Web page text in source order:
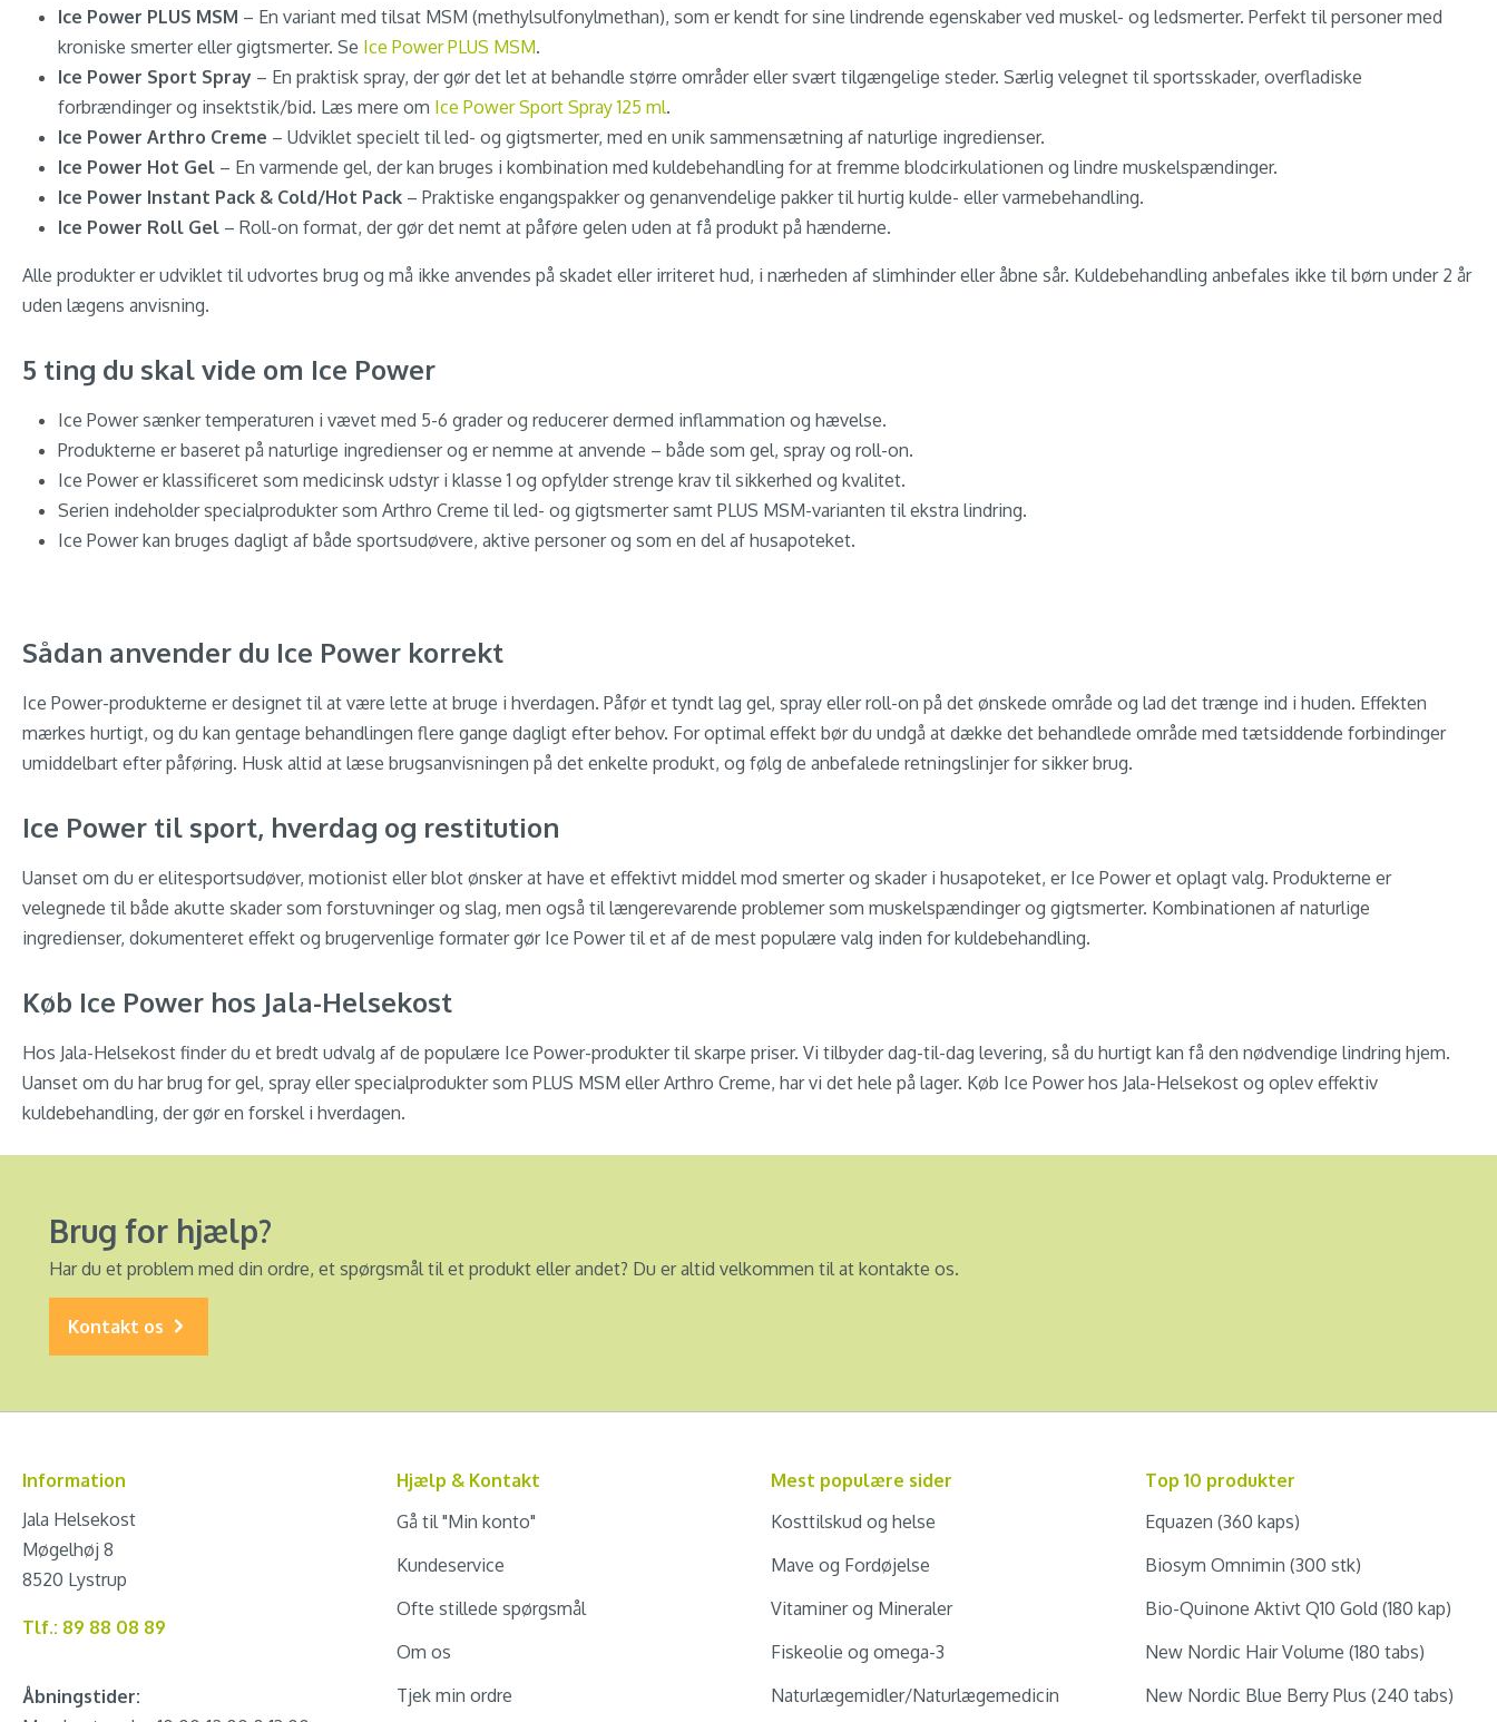
Ice Power PLUS MSM – En variant med tilsat MSM (methylsulfonylmethan), som er kendt for sine lindrende egenskaber ved muskel- og ledsmerter. Perfekt til personer med
kroniske smerter eller gigtsmerter. Se Ice Power PLUS MSM.
Ice Power Sport Spray – En praktisk spray, der gør det let at behandle større områder eller svært tilgængelige steder. Særlig velegnet til sportsskader, overfladiske
forbrændinger og insektstik/bid. Læs mere om Ice Power Sport Spray 125 ml.
Ice Power Arthro Creme – Udviklet specielt til led- og gigtsmerter, med en unik sammensætning af naturlige ingredienser.
Ice Power Hot Gel – En varmende gel, der kan bruges i kombination med kuldebehandling for at fremme blodcirkulationen og lindre muskelspændinger.
Ice Power Instant Pack & Cold/Hot Pack – Praktiske engangspakker og genanvendelige pakker til hurtig kulde- eller varmebehandling.
Ice Power Roll Gel – Roll-on format, der gør det nemt at påføre gelen uden at få produkt på hænderne.
Alle produkter er udviklet til udvortes brug og må ikke anvendes på skadet eller irriteret hud, i nærheden af slimhinder eller åbne sår. Kuldebehandling anbefales ikke til børn under 2 år
uden lægens anvisning.
5 ting du skal vide om Ice Power
Ice Power sænker temperaturen i vævet med 5-6 grader og reducerer dermed inflammation og hævelse.
Produkterne er baseret på naturlige ingredienser og er nemme at anvende – både som gel, spray og roll-on.
Ice Power er klassificeret som medicinsk udstyr i klasse 1 og opfylder strenge krav til sikkerhed og kvalitet.
Serien indeholder specialprodukter som Arthro Creme til led- og gigtsmerter samt PLUS MSM-varianten til ekstra lindring.
Ice Power kan bruges dagligt af både sportsudøvere, aktive personer og som en del af husapoteket.
Sådan anvender du Ice Power korrekt
Ice Power-produkterne er designet til at være lette at bruge i hverdagen. Påfør et tyndt lag gel, spray eller roll-on på det ønskede område og lad det trænge ind i huden. Effekten
mærkes hurtigt, og du kan gentage behandlingen flere gange dagligt efter behov. For optimal effekt bør du undgå at dække det behandlede område med tætsiddende forbindinger
umiddelbart efter påføring. Husk altid at læse brugsanvisningen på det enkelte produkt, og følg de anbefalede retningslinjer for sikker brug.
Ice Power til sport, hverdag og restitution
Uanset om du er elitesportsudøver, motionist eller blot ønsker at have et effektivt middel mod smerter og skader i husapoteket, er Ice Power et oplagt valg. Produkterne er
velegnede til både akutte skader som forstuvninger og slag, men også til længerevarende problemer som muskelspændinger og gigtsmerter. Kombinationen af naturlige
ingredienser, dokumenteret effekt og brugervenlige formater gør Ice Power til et af de mest populære valg inden for kuldebehandling.
Køb Ice Power hos Jala-Helsekost
Hos Jala-Helsekost finder du et bredt udvalg af de populære Ice Power-produkter til skarpe priser. Vi tilbyder dag-til-dag levering, så du hurtigt kan få den nødvendige lindring hjem.
Uanset om du har brug for gel, spray eller specialprodukter som PLUS MSM eller Arthro Creme, har vi det hele på lager. Køb Ice Power hos Jala-Helsekost og oplev effektiv
kuldebehandling, der gør en forskel i hverdagen.
Brug for hjælp?
Har du et problem med din ordre, et spørgsmål til et produkt eller andet? Du er altid velkommen til at kontakte os.
Kontakt os
Information
Jala Helsekost
Møgelhøj 8
8520 Lystrup
Tlf.: 89 88 08 89
Åbningstider:
Hjælp & Kontakt
Gå til "Min konto"
Kundeservice
Ofte stillede spørgsmål
Om os
Tjek min ordre
Mest populære sider
Kosttilskud og helse
Mave og Fordøjelse
Vitaminer og Mineraler
Fiskeolie og omega-3
Naturlægemidler/Naturlægemedicin
Top 10 produkter
Equazen (360 kaps)
Biosym Omnimin (300 stk)
Bio-Quinone Aktivt Q10 Gold (180 kap)
New Nordic Hair Volume (180 tabs)
New Nordic Blue Berry Plus (240 tabs)